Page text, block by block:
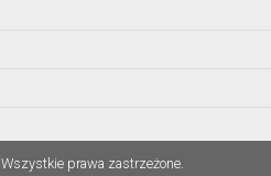
prawa zastrzeżone.